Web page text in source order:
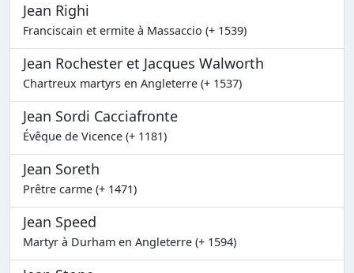
Jean Righi
Franciscain et ermite à Massaccio (+ 1539)
Jean Rochester et Jacques Walworth
Chartreux martyrs en Angleterre (+ 1537)
Jean Sordi Cacciafronte
Évêque de Vicence (+ 1181)
Jean Soreth
Prêtre carme (+ 1471)
Jean Speed
Martyr à Durham en Angleterre (+ 1594)